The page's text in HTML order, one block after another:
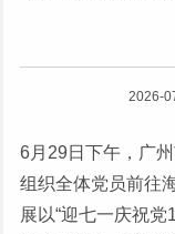
2026-
6月29日下午，广
组织全体党员前往
展以“迎七一庆祝